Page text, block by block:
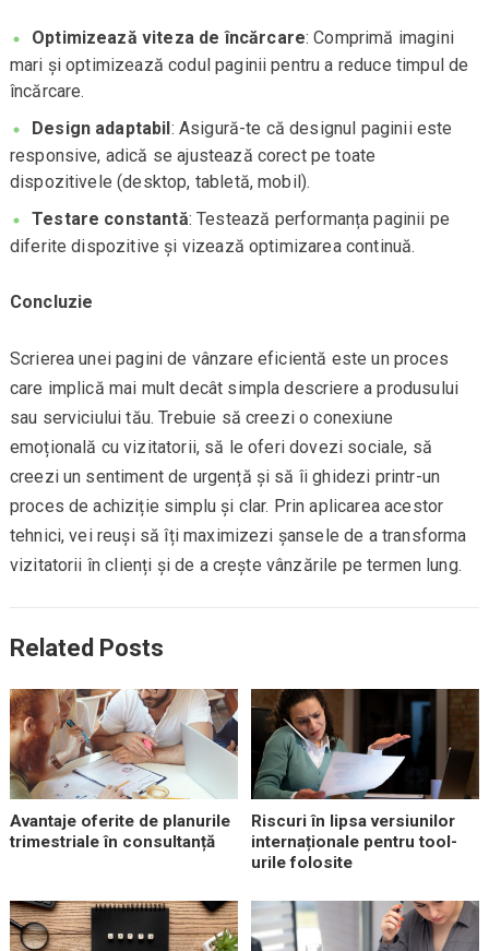
Optimizează viteza de încărcare: Comprimă imagini
mari și optimizează codul paginii pentru a reduce timpul de
încărcare.
Design adaptabil: Asigură-te că designul paginii este
responsive, adică se ajustează corect pe toate
dispozitivele (desktop, tabletă, mobil).
Testare constantă: Testează performanța paginii pe
diferite dispozitive și vizează optimizarea continuă.
Concluzie
Scrierea unei pagini de vânzare eficientă este un proces
care implică mai mult decât simpla descriere a produsului
sau serviciului tău. Trebuie să creezi o conexiune
emoțională cu vizitatorii, să le oferi dovezi sociale, să
creezi un sentiment de urgență și să îi ghidezi printr-un
proces de achiziție simplu și clar. Prin aplicarea acestor
tehnici, vei reuși să îți maximizezi șansele de a transforma
vizitatorii în clienți și de a crește vânzările pe termen lung.
Related Posts
Avantaje oferite de planurile
trimestriale în consultanță
Riscuri în lipsa versiunilor
internaționale pentru tool-
urile folosite